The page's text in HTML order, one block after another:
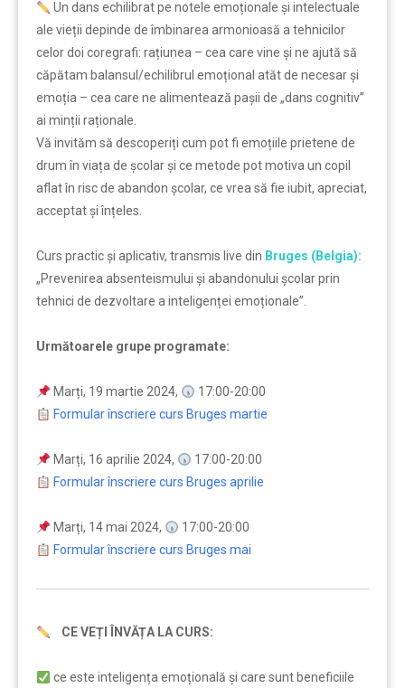
Un dans echilibrat pe notele emoționale și intelectuale
ale vieții depinde de îmbinarea armonioasă a tehnicilor
celor doi coregrafi: rațiunea – cea care vine și ne ajută să
căpătam balansul/echilibrul emoțional atăt de necesar și
emoția – cea care ne alimentează pașii de „dans cognitiv’’
ai minții raționale.
Vă invităm să descoperiți cum pot fi emoțiile prietene de
drum în viața de școlar și ce metode pot motiva un copil
aflat în risc de abandon școlar, ce vrea să fie iubit, apreciat,
acceptat și înțeles.
Curs practic şi aplicativ, transmis live din Bruges (Belgia):
„Prevenirea absenteismului și abandonului școlar prin
tehnici de dezvoltare a inteligenței emoționale”.
Următoarele grupe programate:
Marți, 19 martie 2024,
17:00-20:00
Formular înscriere curs Bruges martie
Marți, 16 aprilie 2024,
17:00-20:00
Formular înscriere curs Bruges aprilie
Marți, 14 mai 2024,
17:00-20:00
Formular înscriere curs Bruges mai
CE VEȚI ÎNVĂȚA LA CURS:
ce este inteligența emoțională și care sunt beneficiile